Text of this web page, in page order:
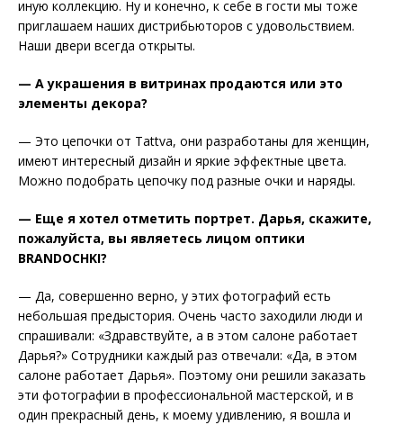
иную коллекцию. Ну и конечно, к себе в гости мы тоже
приглашаем наших дистрибьюторов с удовольствием.
Наши двери всегда открыты.
— А украшения в витринах продаются или это
элементы декора?
— Это цепочки от Tattva, они разработаны для женщин,
имеют интересный дизайн и яркие эффектные цвета.
Можно подобрать цепочку под разные очки и наряды.
— Еще я хотел отметить портрет. Дарья, скажите,
пожалуйста, вы являетесь лицом оптики
BRANDOCHKI?
— Да, совершенно верно, у этих фотографий есть
небольшая предыстория. Очень часто заходили люди и
спрашивали: «Здравствуйте, а в этом салоне работает
Дарья?» Сотрудники каждый раз отвечали: «Да, в этом
салоне работает Дарья». Поэтому они решили заказать
эти фотографии в профессиональной мастерской, и в
один прекрасный день, к моему удивлению, я вошла и